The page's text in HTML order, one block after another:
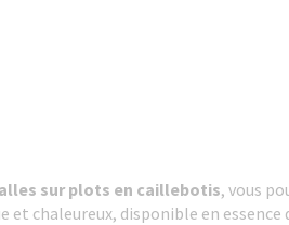
sur plots en caillebotis, vous
et chaleureux, disponible en essence